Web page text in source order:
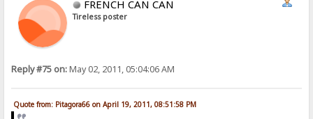
FRENCH CAN CAN
Tireless poster
Reply #75 on:May 02, 2011, 05:04:06 AM
Quote from: Pitagora66 on April 19, 2011, 08:51:58 PM